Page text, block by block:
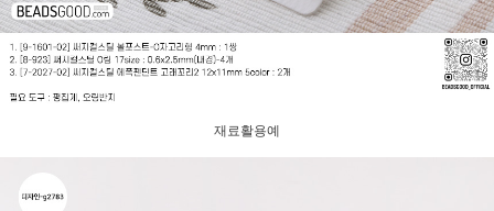
재료활용예